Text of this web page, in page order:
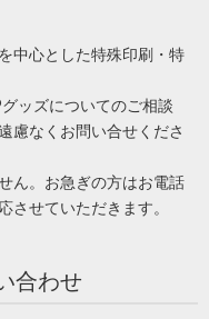
中心とした特殊印刷・特
ッズについてのご相談
慮なくお問い合せくださ
ん。お急ぎの方はお電話
させていただきます。
合わせ